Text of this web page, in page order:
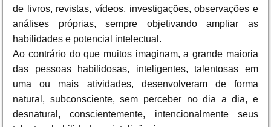
de livros, revistas, vídeos, investigações, observações e
análises próprias, sempre objetivando ampliar as
habilidades e potencial intelectual.
Ao contrário do que muitos imaginam, a grande maioria
das pessoas habilidosas, inteligentes, talentosas em
uma ou mais atividades, desenvolveram de forma
natural, subconsciente, sem perceber no dia a dia, e
desnatural, conscientemente, intencionalmente seus